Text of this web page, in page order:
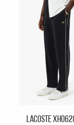
LACOSTE